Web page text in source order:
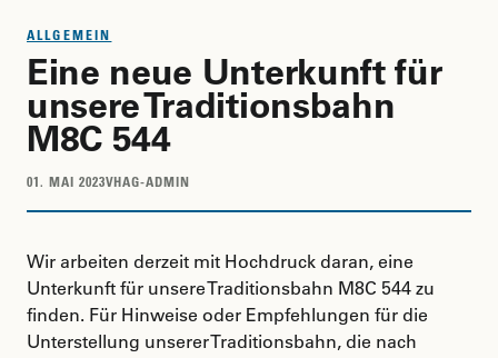
ALLGEMEIN
Eine neue Unterkunft für
unsere Traditionsbahn
M8C 544
01. MAI 2023VHAG-ADMIN
Wir arbeiten derzeit mit Hochdruck daran, eine
Unterkunft für unsere Traditionsbahn M8C 544 zu
finden. Für Hinweise oder Empfehlungen für die
Unterstellung unserer Traditionsbahn, die nach